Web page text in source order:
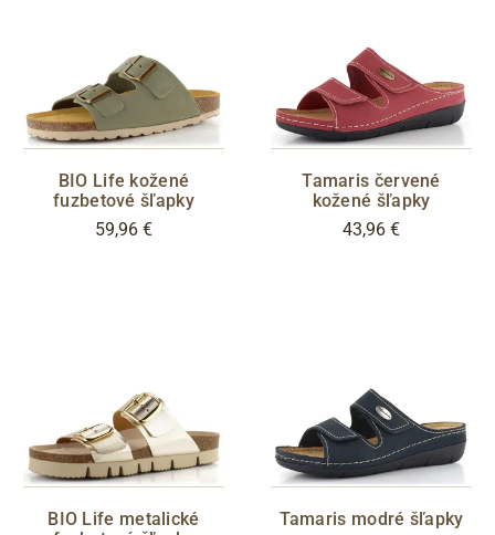
BIO Life kožené
fuzbetové šľapky
59,96 €
Tamaris červené
kožené šľapky
43,96 €
BIO Life metalické
Tamaris modré šľapky